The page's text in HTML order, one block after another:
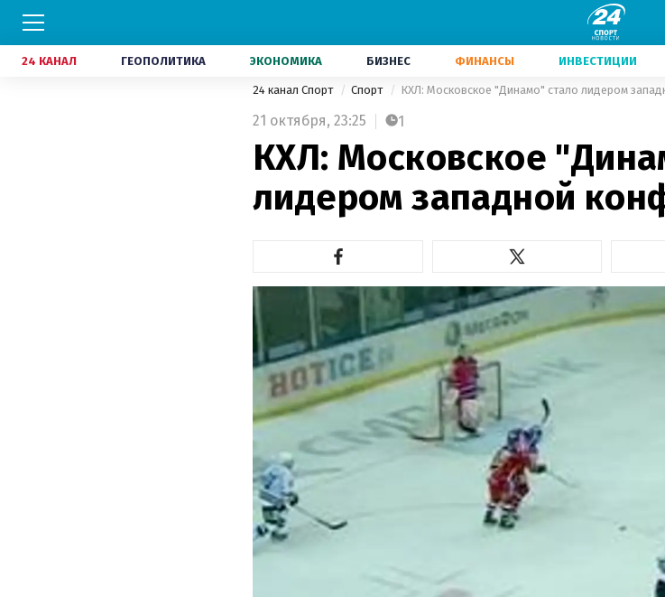
24 КАНАЛ ГЕОПОЛИТИКА ЭКОНОМИКА БИЗНЕС ФИНАНСЫ ИНВЕСТИЦИИ
24 канал Спорт Спорт КХЛ: Московское "Динамо" стало лидером
21 октября, 23:25 1
КХЛ: Московское
лидером западной